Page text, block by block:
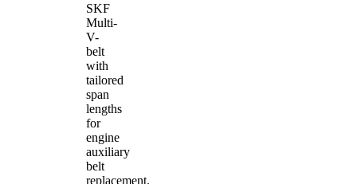
SKF
Multi-
V-
belt
with
tailored
span
lengths
for
engine
auxiliary
belt
replacement.